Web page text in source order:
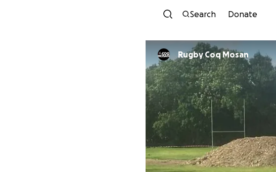
Search Donate
Rugby Coq Mosan